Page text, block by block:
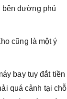
bên đường phủ
cũng là một ý
bay tuy đắt tiền
quá cảnh tại chỗ